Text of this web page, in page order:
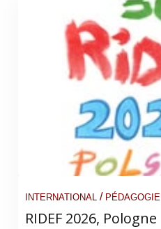
INTERNATIONAL / PÉDAGOGIE
RIDEF 2026, Pologne